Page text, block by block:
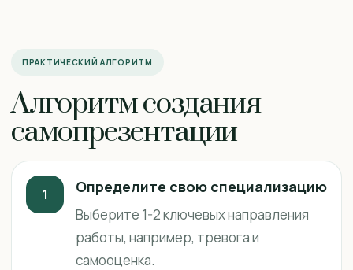
ПРАКТИЧЕСКИЙ АЛГОРИТМ
Алгоритм создания
самопрезентации
1 Определите свою специализацию
Выберите 1-2 ключевых направления
работы, например, тревога и
самооценка.